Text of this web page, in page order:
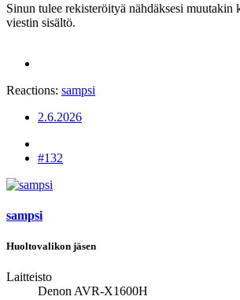
Sinun tulee rekisteröityä nähdäksesi muutakin
viestin sisältö.
Reactions: sampsi
2.6.2026
#132
sampsi
Huoltovalikon jäsen
Laitteisto
Denon AVR-X1600H